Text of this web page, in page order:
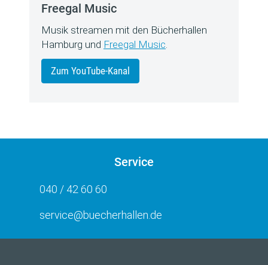
Freegal Music
Musik streamen mit den Bücherhallen
Hamburg und Freegal Music
Zum YouTube-Kanal
Service
040 / 42 60 60
service@buecherhallen.de